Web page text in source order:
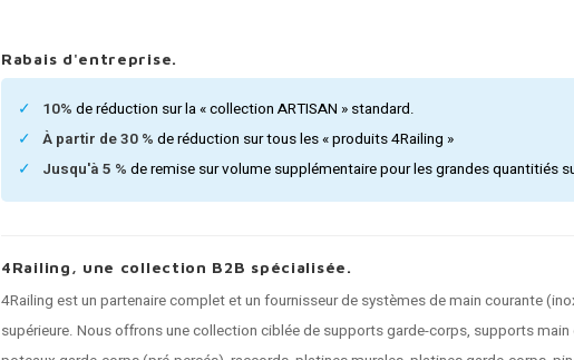
Rabais d'entreprise.
10% de réduction sur la « collection ARTISAN » standard.
À partir de 30 % de réduction sur tous les « produits 4Railing »
Jusqu'à 5 % de remise sur volume supplémentaire pour les grandes quantitiés
4Railing, une collection B2B spécialisée.
4Railing est un partenaire complet et un fournisseur de systèmes de main courante
supérieure. Nous offrons une collection ciblée de supports garde-corps, supports